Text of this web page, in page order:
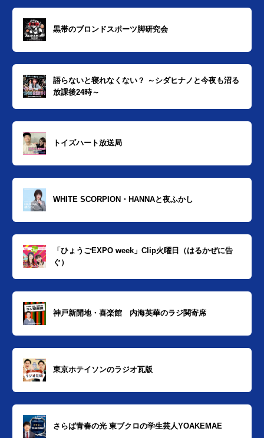
黒帯のブロンドスポーツ脚研究会
語らないと寝れなくない？ ～シダヒナノと今夜も沼る
放課後24時～
トイズハート放送局
WHITE SCORPION・HANNAと夜ふかし
「ひょうごEXPO week」Clip火曜日（はるかぜに告
ぐ）
神戸新開地・喜楽館 内海英華のラジ関寄席
東京ホテイソンのラジオ瓦版
さらば青春の光 東ブクロの学生芸人YOAKEMAE